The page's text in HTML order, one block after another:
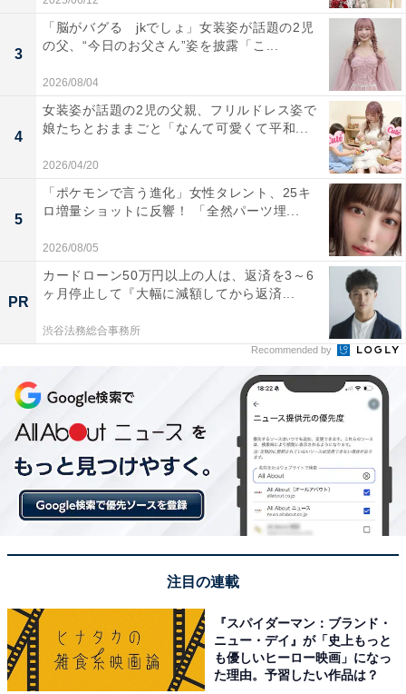
3
「脳がバグる jkでしょ」女装姿が話題の2児
の父、“今日のお父さん”姿を披露「こ...
2026/08/04
4
女装姿が話題の2児の父親、フリルドレス姿で
娘たちとおままごと「なんて可愛くて平和...
2026/04/20
5
「ポケモンで言う進化」女性タレント、25キ
ロ増量ショットに反響！ 「全然パーツ埋...
2026/08/05
PR
カードローン50万円以上の人は、返済を3～6
ヶ月停止して『大幅に減額してから返済...
渋谷法務総合事務所
Recommended by
注目の連載
『スパイダーマン：ブランド・
ニュー・デイ』が「史上もっと
も優しいヒーロー映画」になっ
た理由。予習したい作品は？